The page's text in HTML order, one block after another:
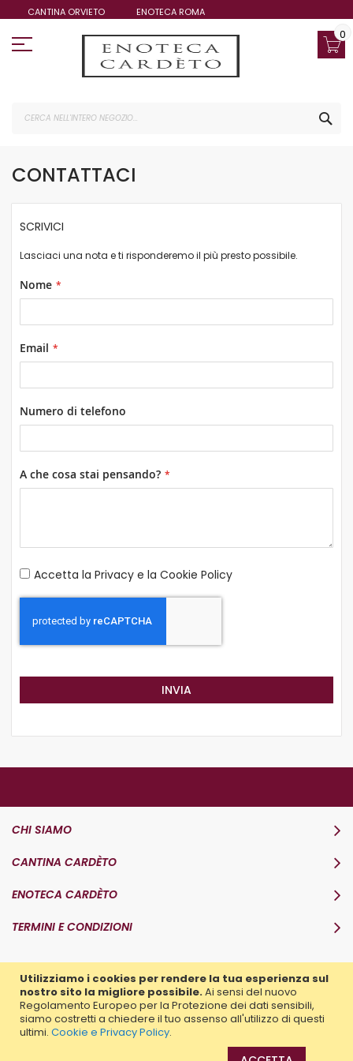
Utilizziamo i cookies per rendere la tua esperienza sul
nostro sito la migliore possibile.Ai sensi del nuovo
Regolamento Europeo per la Protezione dei dati sensibili,
siamo costretti a chiedere il tuo assenso all'utilizzo di questi
ultimi. Cookie e Privacy Policy.
CANTINA ORVIETO ENOTECA ROMA
0
CONTATTACI
SCRIVICI
Lasciaci una nota e ti risponderemo il più presto possibile.
Nome
Email
Numero di telefono
A che cosa stai pensando?
Accetta la Privacy e la Cookie Policy
INVIA
CHI SIAMO
CANTINA CARDÈTO
ENOTECA CARDÈTO
TERMINI E CONDIZIONI
Copyright © 2019 - 2022 Enoteca Cardéto | Via di Tor
Vergata 10 - 00133 Roma | P. IVA 11799711004